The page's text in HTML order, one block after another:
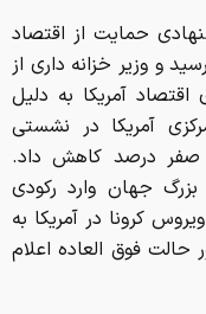
حمایت از اقتصاد
و وزیر خزانه داری از
هشت تا ۱۰ هفته ای اقتصاد آمریکا به دلیل
آمریکا در نشستی
صفر درصد کاهش داد.
بزرگ جهان وارد رکودی
کرونا در آمریکا به
حالت فوق العاده اعلام